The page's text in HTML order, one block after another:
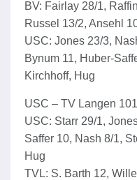
BV: Fairlay 28/1,
Russel 13/2, Ansehl
USC: Jones 23/3,
Bynum 11, Huber-
Kirchhoff, Hug
USC – TV Langen
USC: Starr 29/1,
Saffer 10, Nash 8/1,
Hug
TVL: S. Barth 12,